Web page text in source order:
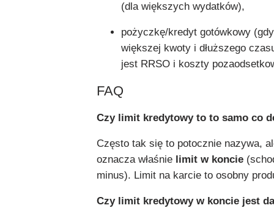
(dla większych wydatków),
pożyczkę/kredyt gotówkowy
większej kwoty i dłuższego
jest RRSO i koszty
FAQ
Czy limit kredytowy to to samo co
Często tak się to potocznie nazywa,
oznacza właśnie limit w koncie
minus). Limit na karcie to osobny
Czy limit kredytowy w koncie jest